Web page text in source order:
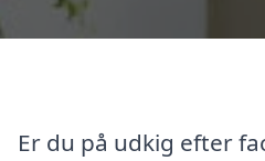
Er du på udkig efter